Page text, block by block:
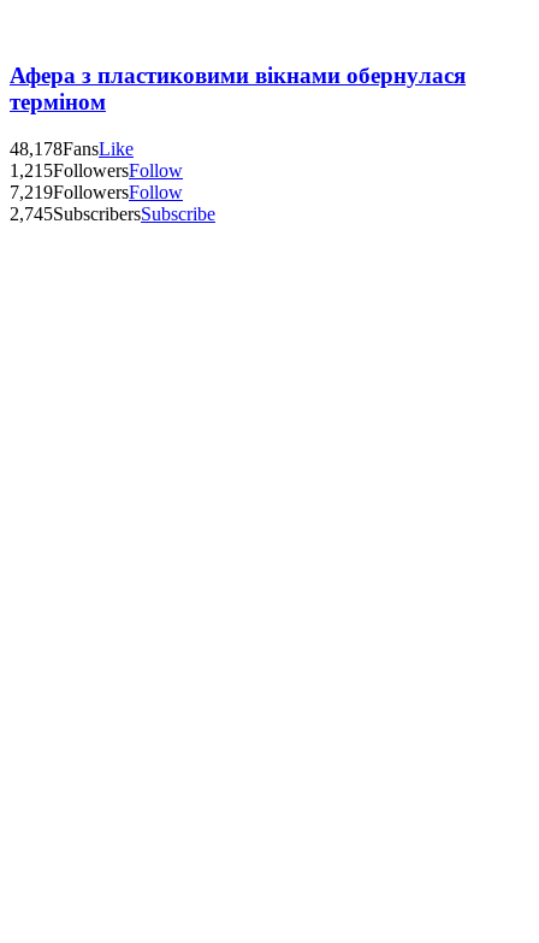
Афера з пластиковими вікнами обернулася
терміном
48,178FansLike
1,215FollowersFollow
7,219FollowersFollow
2,745SubscribersSubscribe